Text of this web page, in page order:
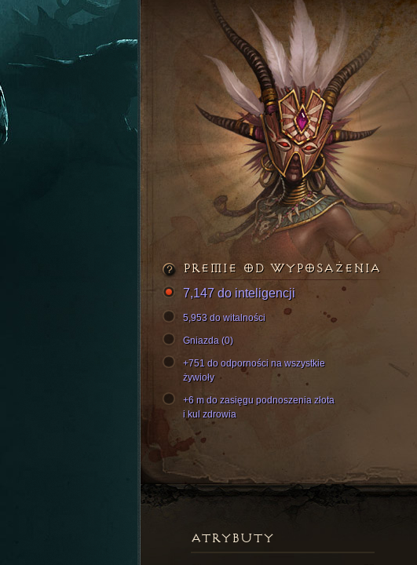
PREMIE OD WYPOSAŻENIA
7,147 do inteligencji
5,953 do witalności
Gniazda (0)
+751 do odporności na wszystkie
żywioły
+6 m do zasięgu podnoszenia złota
i kul zdrowia
ATRYBUTY